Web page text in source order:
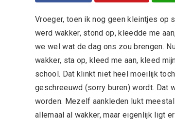
Vroeger, toen ik nog geen kleintjes op
werd wakker, stond op, kleedde me
we wel wat de dag ons zou brengen.
wakker, sta op, kleed me aan, kleed
school. Dat klinkt niet heel moeilijk
geschreeuwd (sorry buren) wordt. Dat
worden. Mezelf aankleden lukt
allemaal al wakker, maar eigenlijk ligt